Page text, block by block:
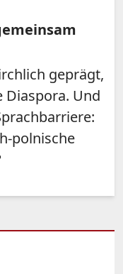
geprägt,
Diaspora. Und
polnische